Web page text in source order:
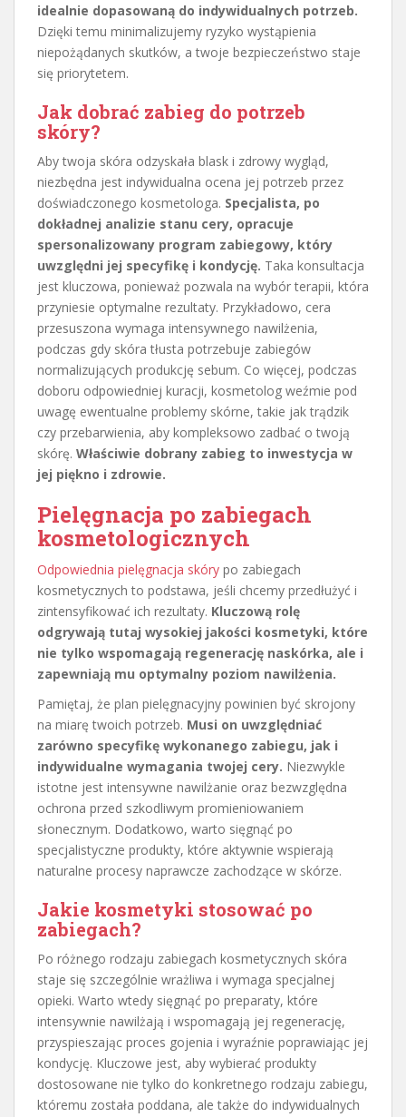
idealnie dopasowaną do indywidualnych potrzeb.
Dzięki temu minimalizujemy ryzyko wystąpienia
niepożądanych skutków, a twoje bezpieczeństwo staje
się priorytetem.
Jak dobrać zabieg do potrzeb
skóry?
Aby twoja skóra odzyskała blask i zdrowy wygląd,
niezbędna jest indywidualna ocena jej potrzeb przez
doświadczonego kosmetologa. Specjalista, po
dokładnej analizie stanu cery, opracuje
spersonalizowany program zabiegowy, który
uwzględni jej specyfikę i kondycję. Taka konsultacja
jest kluczowa, ponieważ pozwala na wybór terapii, która
przyniesie optymalne rezultaty. Przykładowo, cera
przesuszona wymaga intensywnego nawilżenia,
podczas gdy skóra tłusta potrzebuje zabiegów
normalizujących produkcję sebum. Co więcej, podczas
doboru odpowiedniej kuracji, kosmetolog weźmie pod
uwagę ewentualne problemy skórne, takie jak trądzik
czy przebarwienia, aby kompleksowo zadbać o twoją
skórę. Właściwie dobrany zabieg to inwestycja w
jej piękno i zdrowie.
Pielęgnacja po zabiegach
kosmetologicznych
Odpowiednia pielęgnacja skóry po zabiegach
kosmetycznych to podstawa, jeśli chcemy przedłużyć i
zintensyfikować ich rezultaty. Kluczową rolę
odgrywają tutaj wysokiej jakości kosmetyki, które
nie tylko wspomagają regenerację naskórka, ale i
zapewniają mu optymalny poziom nawilżenia.
Pamiętaj, że plan pielęgnacyjny powinien być skrojony
na miarę twoich potrzeb. Musi on uwzględniać
zarówno specyfikę wykonanego zabiegu, jak i
indywidualne wymagania twojej cery. Niezwykle
istotne jest intensywne nawilżanie oraz bezwzględna
ochrona przed szkodliwym promieniowaniem
słonecznym. Dodatkowo, warto sięgnąć po
specjalistyczne produkty, które aktywnie wspierają
naturalne procesy naprawcze zachodzące w skórze.
Jakie kosmetyki stosować po
zabiegach?
Po różnego rodzaju zabiegach kosmetycznych skóra
staje się szczególnie wrażliwa i wymaga specjalnej
opieki. Warto wtedy sięgnąć po preparaty, które
intensywnie nawilżają i wspomagają jej regenerację,
przyspieszając proces gojenia i wyraźnie poprawiając jej
kondycję. Kluczowe jest, aby wybierać produkty
dostosowane nie tylko do konkretnego rodzaju zabiegu,
któremu została poddana, ale także do indywidualnych